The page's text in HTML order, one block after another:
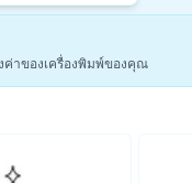
ค่าของเครื่องพิมพ์ของคุณ